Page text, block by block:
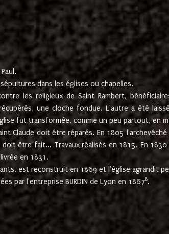
dans les églises ou chapelles.
les religieux de Saint Rambert,
une cloche fondue. L'autre a été
fut transformée, comme un peu partout, en
Claude doit être réparés. En 1805
être fait... Travaux réalisés en 1815. En
en 1831.
est reconstruit en 1869 et l'église agrandit
par l'entreprise BURDIN de Lyon en 18678.